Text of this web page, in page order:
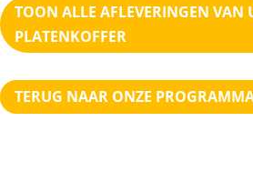
TOON ALLE AFLEVERINGEN VAN
PLATENKOFFER
TERUG NAAR ONZE